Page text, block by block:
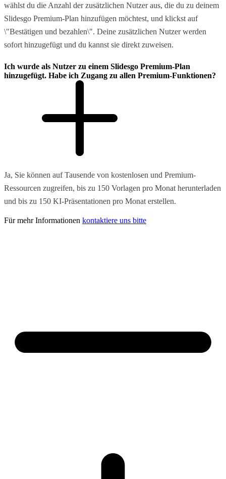
wählst du die Anzahl der zusätzlichen Nutzer aus, die du zu deinem
Slidesgo Premium-Plan hinzufügen möchtest, und klickst auf
\"Bestätigen und bezahlen\". Deine zusätzlichen Nutzer werden
sofort hinzugefügt und du kannst sie direkt zuweisen.
Ich wurde als Nutzer zu einem Slidesgo Premium-Plan
hinzugefügt. Habe ich Zugang zu allen Premium-Funktionen?
Ja, Sie können auf Tausende von kostenlosen und Premium-
Ressourcen zugreifen, bis zu 150 Vorlagen pro Monat herunterladen
und bis zu 150 KI-Präsentationen pro Monat erstellen.
Für mehr Informationen kontaktiere uns bitte